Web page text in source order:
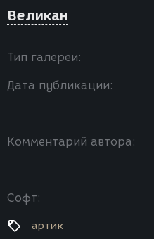
Великан
Тип галереи:
Дата публикации:
Комментарий автора:
Софт:
артик